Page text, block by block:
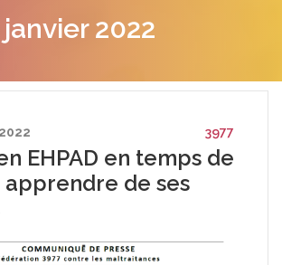
janvier 2022
3977
EHPAD en temps de
apprendre de ses